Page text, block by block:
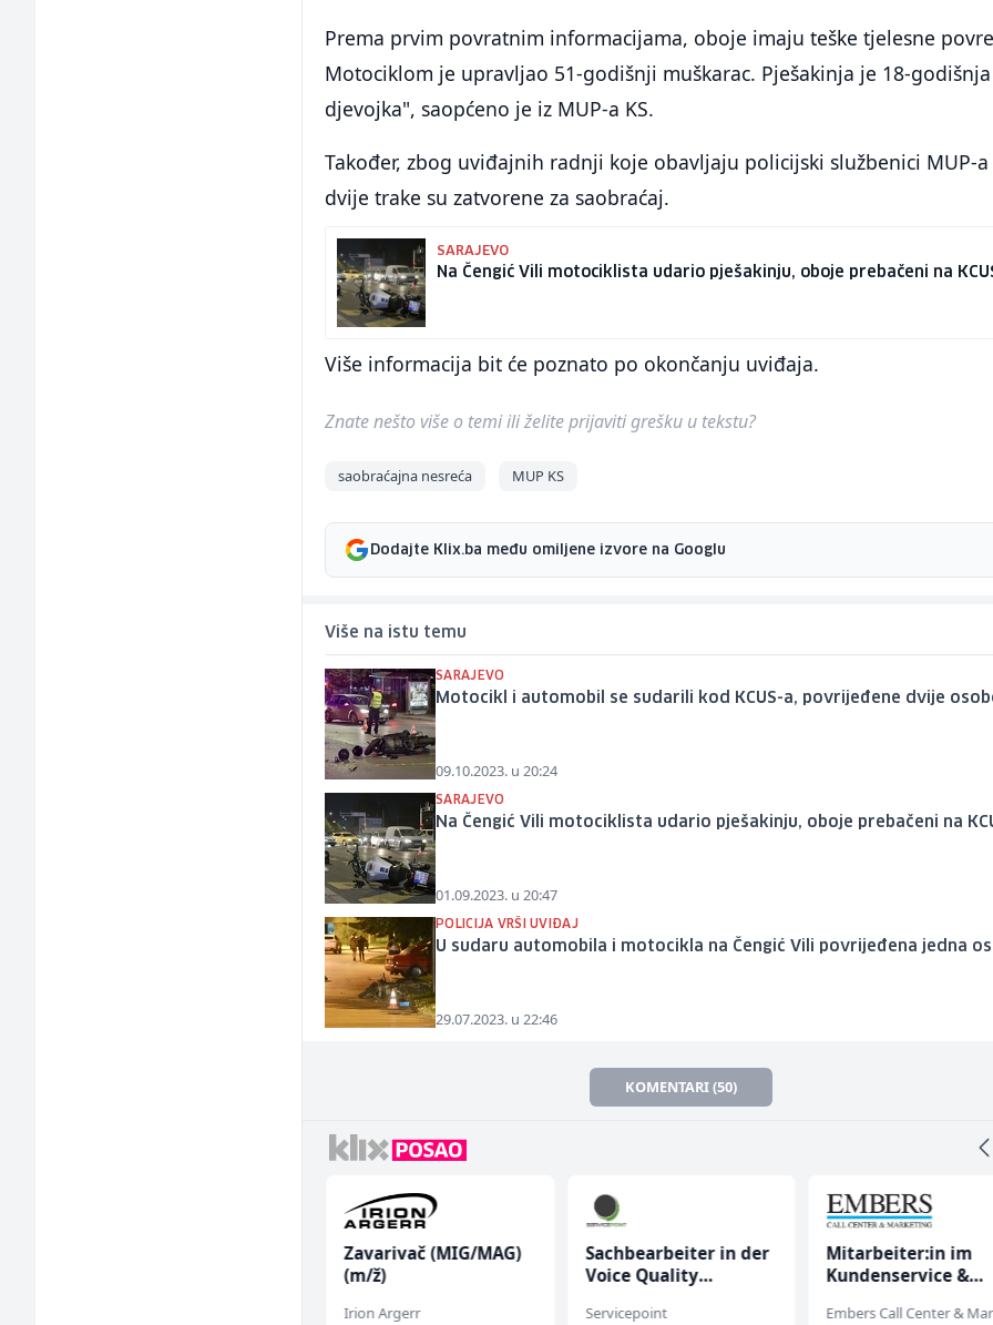
Prema prvim povratnim informacijama, oboje imaju teške tjelesne
Motociklom je upravljao 51-godišnji muškarac. Pješakinja je 18-godišnja
djevojka", saopćeno je iz MUP-a KS.
Također, zbog uviđajnih radnji koje obavljaju policijski službenici MUP-a
dvije trake su zatvorene za saobraćaj.
SARAJEVO
Na Čengić Vili motociklista udario pješakinju, oboje prebačeni na
Više informacija bit će poznato po okončanju uviđaja.
Znate nešto više o temi ili želite prijaviti grešku u tekstu?
saobraćajna nesreća MUP KS
Dodajte Klix.ba među omiljene izvore na Googlu
Više na istu temu
SARAJEVO
Motocikl i automobil se sudarili kod KCUS-a, povrijeđene dvije
09.10.2023. u 20:24
SARAJEVO
Na Čengić Vili motociklista udario pješakinju, oboje prebačeni na
01.09.2023. u 20:47
POLICIJA VRŠI UVIĐAJ
U sudaru automobila i motocikla na Čengić Vili povrijeđena jedna
29.07.2023. u 22:46
KOMENTARI (50)
Zavarivač (MIG/MAG)
(m/ž)
Irion Argerr
Sachbearbeiter in der
Voice Quality
Servicepoint
Mitarbeiter:in im
Kundenservice &